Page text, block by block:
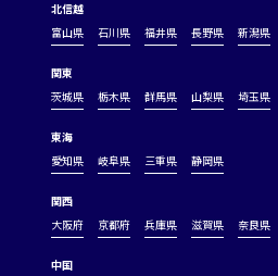
北信越
富山県
石川県 福井県 長野県 新潟県
関東
茨城県
栃木県 群馬県 山梨県 埼玉県
東海
愛知県
岐阜県 三重県 静岡県
関西
大阪府
京都府 兵庫県 滋賀県 奈良県
中国